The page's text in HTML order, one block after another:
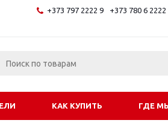
+373 797 2222 9 +373 780 6 2222
КАК КУПИТЬ ГДЕ